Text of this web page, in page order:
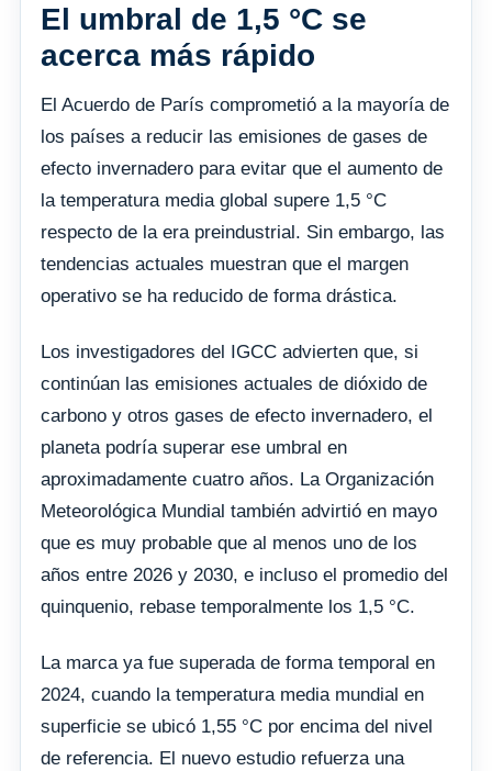
El umbral de 1,5 °C se
acerca más rápido
El Acuerdo de París comprometió a la mayoría de
los países a reducir las emisiones de gases de
efecto invernadero para evitar que el aumento de
la temperatura media global supere 1,5 °C
respecto de la era preindustrial. Sin embargo, las
tendencias actuales muestran que el margen
operativo se ha reducido de forma drástica.
Los investigadores del IGCC advierten que, si
continúan las emisiones actuales de dióxido de
carbono y otros gases de efecto invernadero, el
planeta podría superar ese umbral en
aproximadamente cuatro años. La Organización
Meteorológica Mundial también advirtió en mayo
que es muy probable que al menos uno de los
años entre 2026 y 2030, e incluso el promedio del
quinquenio, rebase temporalmente los 1,5 °C.
La marca ya fue superada de forma temporal en
2024, cuando la temperatura media mundial en
superficie se ubicó 1,55 °C por encima del nivel
de referencia. El nuevo estudio refuerza una